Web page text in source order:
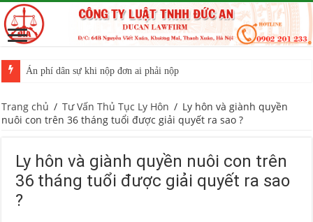
Án phí dân sự khi nộp đơn ai phải nộp
Trang chủ / Tư Vấn Thủ Tục Ly Hôn / Ly hôn và giành quyền
nuôi con trên 36 tháng tuổi được giải quyết ra sao ?
Ly hôn và giành quyền nuôi con trên
36 tháng tuổi được giải quyết ra sao
?